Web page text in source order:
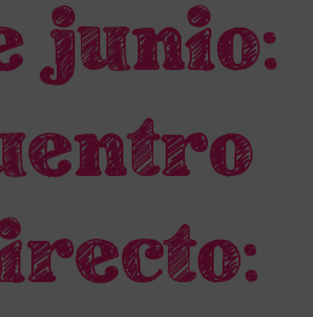
junio: